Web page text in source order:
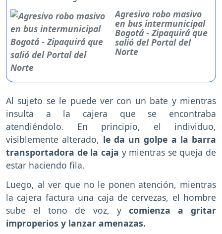
Agresivo robo masivo
en bus intermunicipal
Bogotá - Zipaquirá que
salió del Portal del
Norte
Al sujeto se le puede ver con un bate y mientras
insulta a la cajera que se encontraba
atendiéndolo. En principio, el individuo,
visiblemente alterado, le da un golpe a la barra
transportadora de la caja y mientras se queja de
estar haciendo fila.
Luego, al ver que no le ponen atención, mientras
la cajera factura una caja de cervezas, el hombre
sube el tono de voz, y comienza a gritar
improperios y lanzar amenazas.